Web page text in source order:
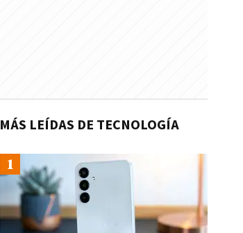
MÁS LEÍDAS DE TECNOLOGÍA